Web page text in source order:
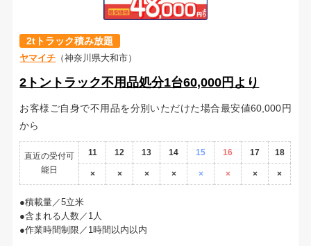
2tトラック積み放題
ヤマイチ （神奈川県大和市）
2トントラック不用品処分1台60,000円より
お客様ご自身で不用品を分別いただけた場合最安値60,000円
から
直近の受付可
能日
11 12 13 14 15 16 17 18
× × × × × × × ×
積載量／5立米
含まれる人数／1人
作業時間制限／1時間以内以内